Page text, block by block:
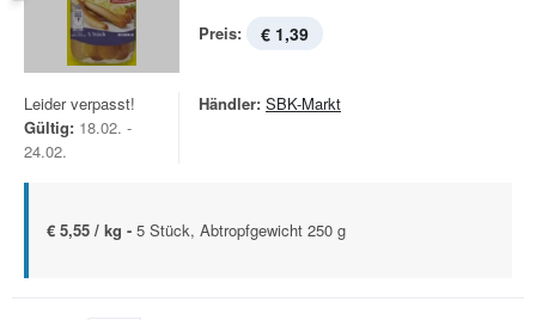
Preis: € 1,39
Leider verpasst!
Gültig: 18.02. -
24.02.
Händler: SBK-Markt
€ 5,55 / kg - 5 Stück, Abtropfgewicht 250 g